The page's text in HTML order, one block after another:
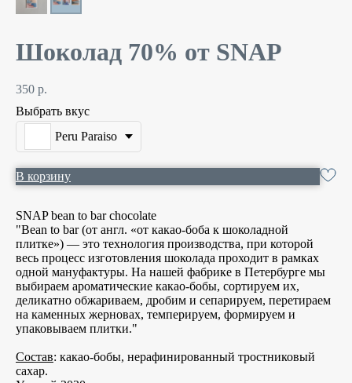
Шоколад 70% от SNAP
350 р.
Выбрать вкус
Peru Paraiso
В корзину
SNAP bean to bar chocolate
"Bean to bar (от англ. «от какао-боба к шоколадной
плитке») — это технология производства, при которой
весь процесс изготовления шоколада проходит в рамках
одной мануфактуры. На нашей фабрике в Петербурге мы
выбираем ароматические какао-бобы, сортируем их,
деликатно обжариваем, дробим и сепарируем, перетираем
на каменных жерновах, темперируем, формируем и
упаковываем плитки."
Состав: какао-бобы, нерафинированный тростниковый
сахар.